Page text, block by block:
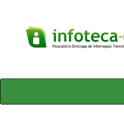
Skip